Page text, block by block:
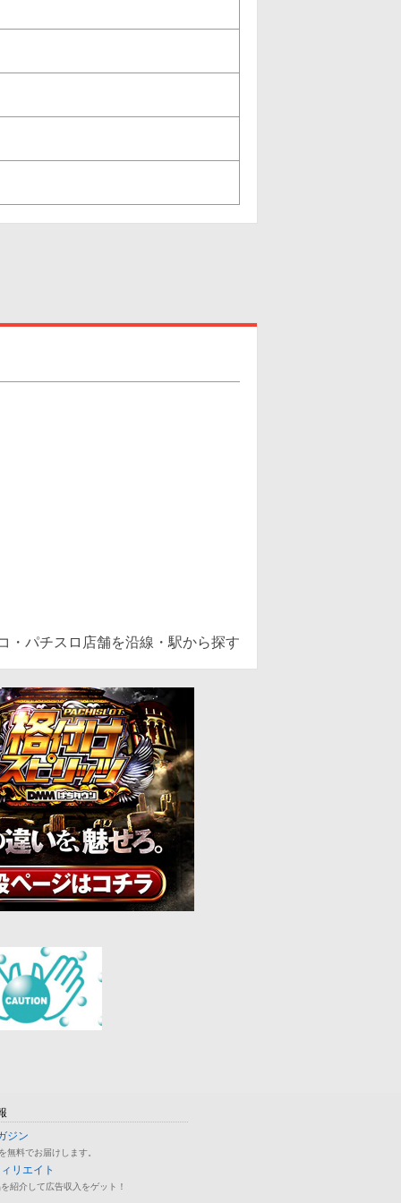
・パチスロ店舗を沿線・駅から探す
ジン
無料でお届けします。
リエイト
紹介して広告収入をゲット！